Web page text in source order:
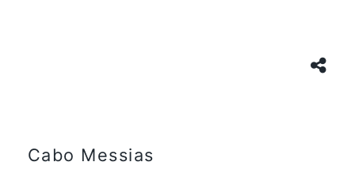
Cabo Messias